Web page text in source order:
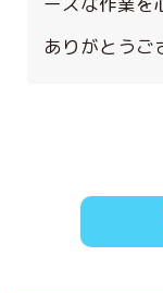
ありがとうご